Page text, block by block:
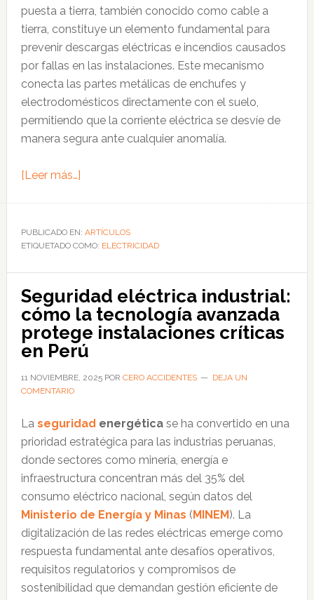
puesta a tierra, también conocido como cable a
tierra, constituye un elemento fundamental para
prevenir descargas eléctricas e incendios causados
por fallas en las instalaciones. Este mecanismo
conecta las partes metálicas de enchufes y
electrodomésticos directamente con el suelo,
permitiendo que la corriente eléctrica se desvíe de
manera segura ante cualquier anomalía.
[Leer más…]acerca
eléctricos:
la
sistema
de
puesta
a
tierra
seguridad
doméstica
PUBLICADO EN: ARTÍCULOS
ETIQUETADO COMO: ELECTRICIDAD
Seguridad eléctrica industrial:
cómo la tecnología avanzada
protege instalaciones críticas
en Perú
11 NOVIEMBRE, 2025POR CERO ACCIDENTES
DEJA UN
COMENTARIO
La seguridad energéticase ha convertido en una
prioridad estratégica para las industrias peruanas,
donde sectores como minería, energía e
infraestructura concentran más del 35% del
consumo eléctrico nacional, según datos del
Ministerio de Energía y Minas (MINEM). La
digitalización de las redes eléctricas emerge como
respuesta fundamental ante desafíos operativos,
requisitos regulatorios y compromisos de
sostenibilidad que demandan gestión eficiente de